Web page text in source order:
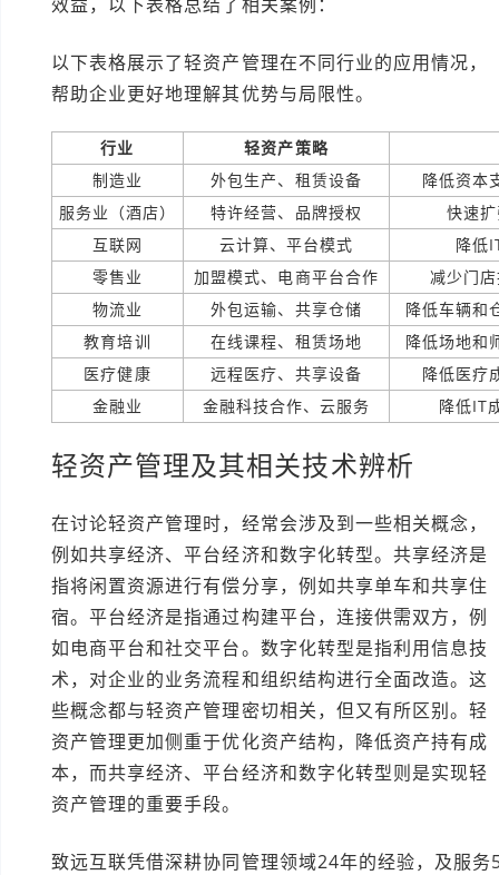
以下表格展示了轻资产管理在不同行业的应用情况，
帮助企业更好地理解其优势与局限性。
行业
轻资产策略
制造业
外包生产、租赁设备
降低资本
服务业（酒店）
特许经营、品牌授权
快速
互联网
云计算、平台模式
降低
零售业
加盟模式、电商平台合作
减少门
物流业
外包运输、共享仓储
降低车辆和
教育培训
在线课程、租赁场地
降低场地和
医疗健康
远程医疗、共享设备
降低医疗
金融业
金融科技合作、云服务 降低IT
轻资产管理及其相关技术辨析
在讨论轻资产管理时，经常会涉及到一些相关概念，
例如共享经济、平台经济和数字化转型。共享经济是
指将闲置资源进行有偿分享，例如共享单车和共享住
宿。平台经济是指通过构建平台，连接供需双方，例
如电商平台和社交平台。数字化转型是指利用信息技
术，对企业的业务流程和组织结构进行全面改造。这
些概念都与轻资产管理密切相关，但又有所区别。轻
资产管理更加侧重于优化资产结构，降低资产持有成
本，而共享经济、平台经济和数字化转型则是实现轻
资产管理的重要手段。
致远互联凭借深耕协同管理领域24年的经验，及服务